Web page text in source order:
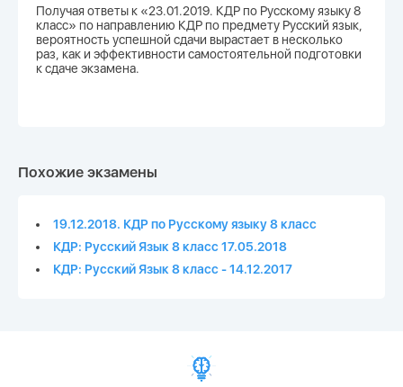
Получая ответы к «23.01.2019. КДР по Русскому языку 8
класс» по направлению КДР по предмету Русский язык,
вероятность успешной сдачи вырастает в несколько
раз, как и эффективности самостоятельной подготовки
к сдаче экзамена.
Похожие экзамены
19.12.2018. КДР по Русскому языку 8 класс
КДР: Русский Язык 8 класс 17.05.2018
КДР: Русский Язык 8 класс - 14.12.2017